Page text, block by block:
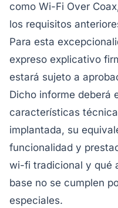
como Wi-Fi Over
los requisitos
Para esta
expreso explicativo
estará sujeto a
Dicho informe deberá
características
implantada, su
funcionalidad y
wi-fi tradicional y qué
base no se cumplen
especiales.